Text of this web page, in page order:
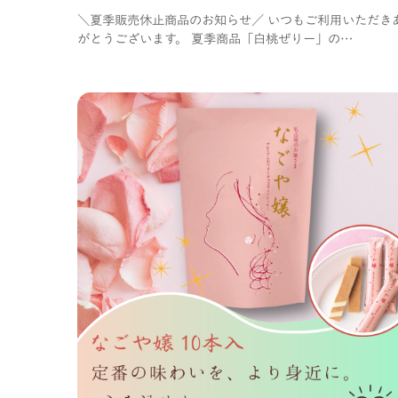
＼夏季販売休止商品のお知らせ／ いつもご利用いただき
がとうございます。 夏季商品「白桃ぜりー」の…